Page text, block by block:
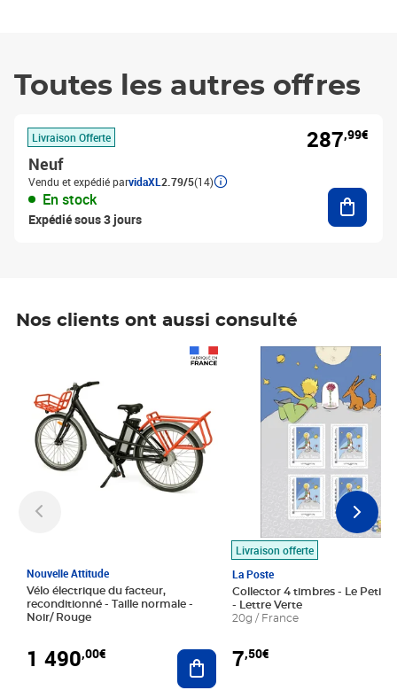
Toutes les autres offres
Livraison Offerte
Neuf
Vendu et expédié parvidaXL 2.79/5(14)
En stock
Expédié sous 3 jours
287,99€
Nos clients ont aussi consulté
Nouvelle Attitude
Vélo électrique du facteur,
reconditionné - Taille normale -
Noir/ Rouge
1 490,00€ Ajouter au panier
Livraison offerte
La Poste
Collector 4 timbres - Le Petit
- Lettre Verte
20g / France
7,50€
Prix 7,50€